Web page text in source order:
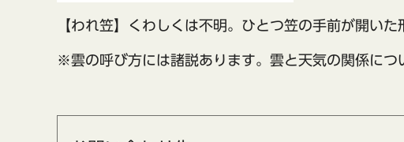
【われ笠】くわしくは不明。ひとつ笠の手前が開いた
※雲の呼び方には諸説あります。雲と天気の関係につ